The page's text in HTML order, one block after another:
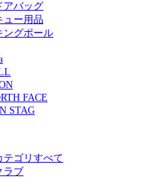
アバッグ
ュー用品
ングポール
FACE
STAG
テゴリすべて
ラブ